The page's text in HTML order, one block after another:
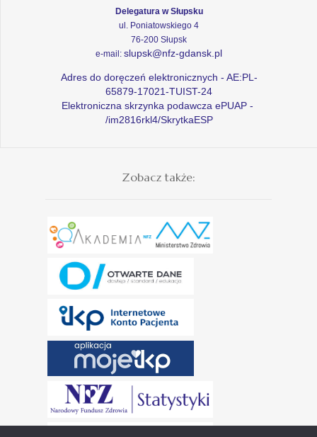
Delegatura w Słupsku
ul. Poniatowskiego 4
76-200 Słupsk
e-mail: slupsk@nfz-gdansk.pl
Adres do doręczeń elektronicznych - AE:PL-
65879-17021-TUIST-24
Elektroniczna skrzynka podawcza ePUAP -
/im2816rkl4/SkrytkaESP
Zobacz także: